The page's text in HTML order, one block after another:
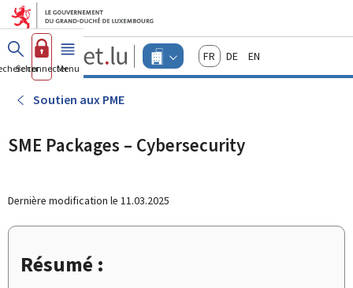
Aller au menu principal
Aller au contenu
Guichet.lu
Changer
d'espace
actif
FrançaisDeutschEnglish
Se connecterMenu principal
Soutien aux PME
SME Packages – Cybersecurity
Dernière modification le 11.03.2025
Résumé :